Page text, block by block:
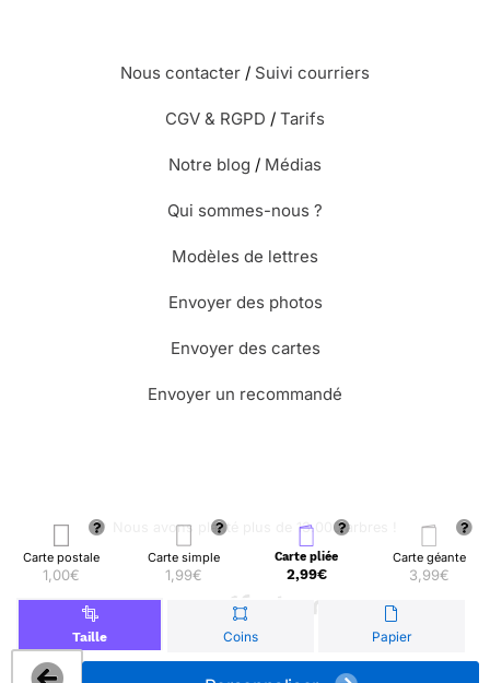
Carte postale
1,00€
Carte simple
1,99€
Carte pliée
2,99€
Carte géante
3,99€
Taille Coins Papier
Nous contacter / Suivi courriers
CGV & RGPD / Tarifs
Notre blog / Médias
Qui sommes-nous ?
Modèles de lettres
Envoyer des photos
Envoyer des cartes
Envoyer un recommandé
🌳 Nous avons planté plus de 13.000 arbres !
© Merci Facteur